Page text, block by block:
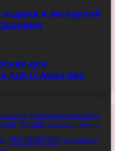
и экскурсий
для
для отдыха без
достопримечательности
лучших маршрут место
посещение посещению